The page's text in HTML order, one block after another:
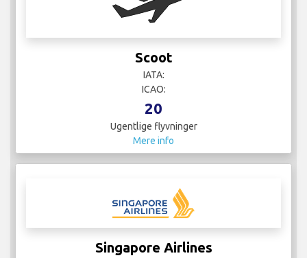
Scoot
IATA:
ICAO:
20
Ugentlige flyvninger
Mere info
Singapore Airlines